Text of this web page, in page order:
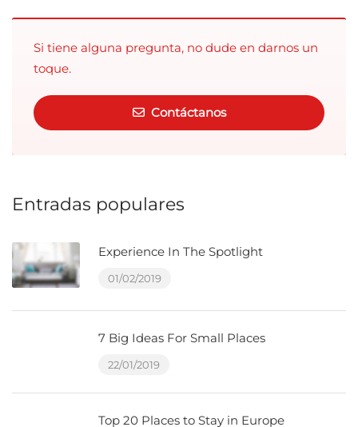
Si tiene alguna pregunta, no dude en darnos un
toque.
Contáctanos
Entradas populares
Experience In The Spotlight
01/02/2019
7 Big Ideas For Small Places
22/01/2019
Top 20 Places to Stay in Europe